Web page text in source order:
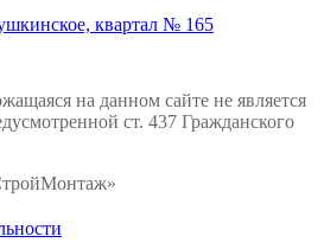
квартал № 165
на данном сайте не является
ст. 437 Гражданского